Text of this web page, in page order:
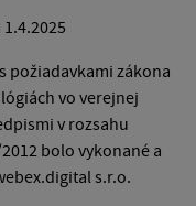
požiadavkami zákona
vo verejnej
v rozsahu
bolo vykonané a
s.r.o.